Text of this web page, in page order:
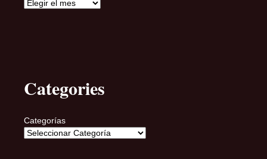
Categories
Categorías